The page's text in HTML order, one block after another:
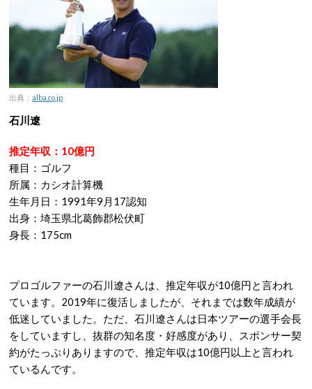
出典： alba.co.jp
石川遼
推定年収：10億円
種目：ゴルフ
所属：カシオ計算機
生年月日：1991年9月17認知
出身：埼玉県北葛飾郡松伏町
身長：175cm
プロゴルファーの石川遼さんは、推定年収が10億円と言われ
ています。2019年に復活しましたが、それまでは数年成績が
低迷していました。ただ、石川遼さんは日本ツアーの選手会長
をしていますし、抜群の知名度・好感度があり、スポンサー契
約がたっぷりありますので、推定年収は10億円以上と言われ
ているんです。